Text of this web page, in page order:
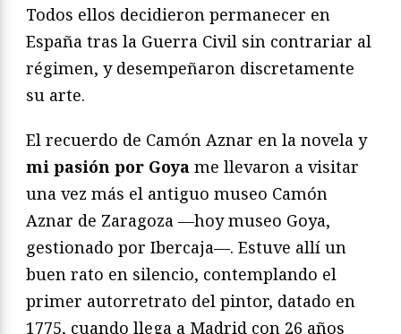
Todos ellos decidieron permanecer en
España tras la Guerra Civil sin contrariar al
régimen, y desempeñaron discretamente
su arte.
El recuerdo de Camón Aznar en la novela y
mi pasión por Goya me llevaron a visitar
una vez más el antiguo museo Camón
Aznar de Zaragoza —hoy museo Goya,
gestionado por Ibercaja—. Estuve allí un
buen rato en silencio, contemplando el
primer autorretrato del pintor, datado en
1775, cuando llega a Madrid con 26 años